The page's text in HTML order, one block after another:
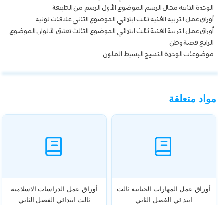
الوحدة الثانية مجال الرسم الموضوع الأول الرسم من الطبيعة
أوراق عمل التربية الفنية ثالث ابتدائي الموضوع الثاني علاقات لونية
أوراق عمل التربية الفنية ثالث ابتدائي الموضوع الثالث تعتيق الألوان الموضوع
الرابع قصة وطن
موضوعات الوحدة النسيج البسيط الملون
مواد متعلقة
أوراق عمل المهارات الحياتية ثالث
ابتدائي الفصل الثاني
أوراق عمل الدراسات الاسلامية
ثالث ابتدائي الفصل الثاني